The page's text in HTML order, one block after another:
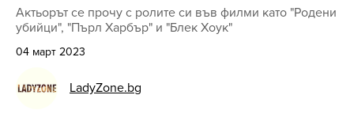
Актьорът се прочу с ролите си във филми като "Родени
убийци", "Пърл Харбър" и "Блек Хоук"
04 март 2023
LadyZone.bg